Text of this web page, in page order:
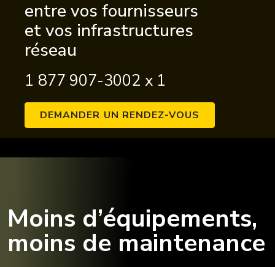
entre vos fournisseurs
et vos infrastructures
réseau
1 877 907-3002 x 1
DEMANDER UN RENDEZ-VOUS
Moins d’équipements,
moins de maintenance